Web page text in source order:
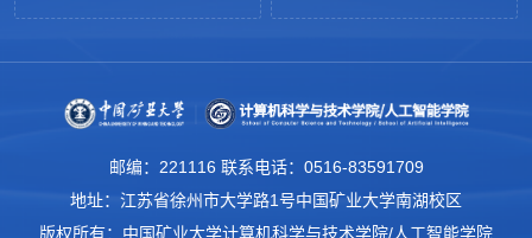
邮编：221116 联系电话：0516-83591709
地址：江苏省徐州市大学路1号中国矿业大学南湖校区
版权所有：中国矿业大学计算机科学与技术学院/人工智能学院